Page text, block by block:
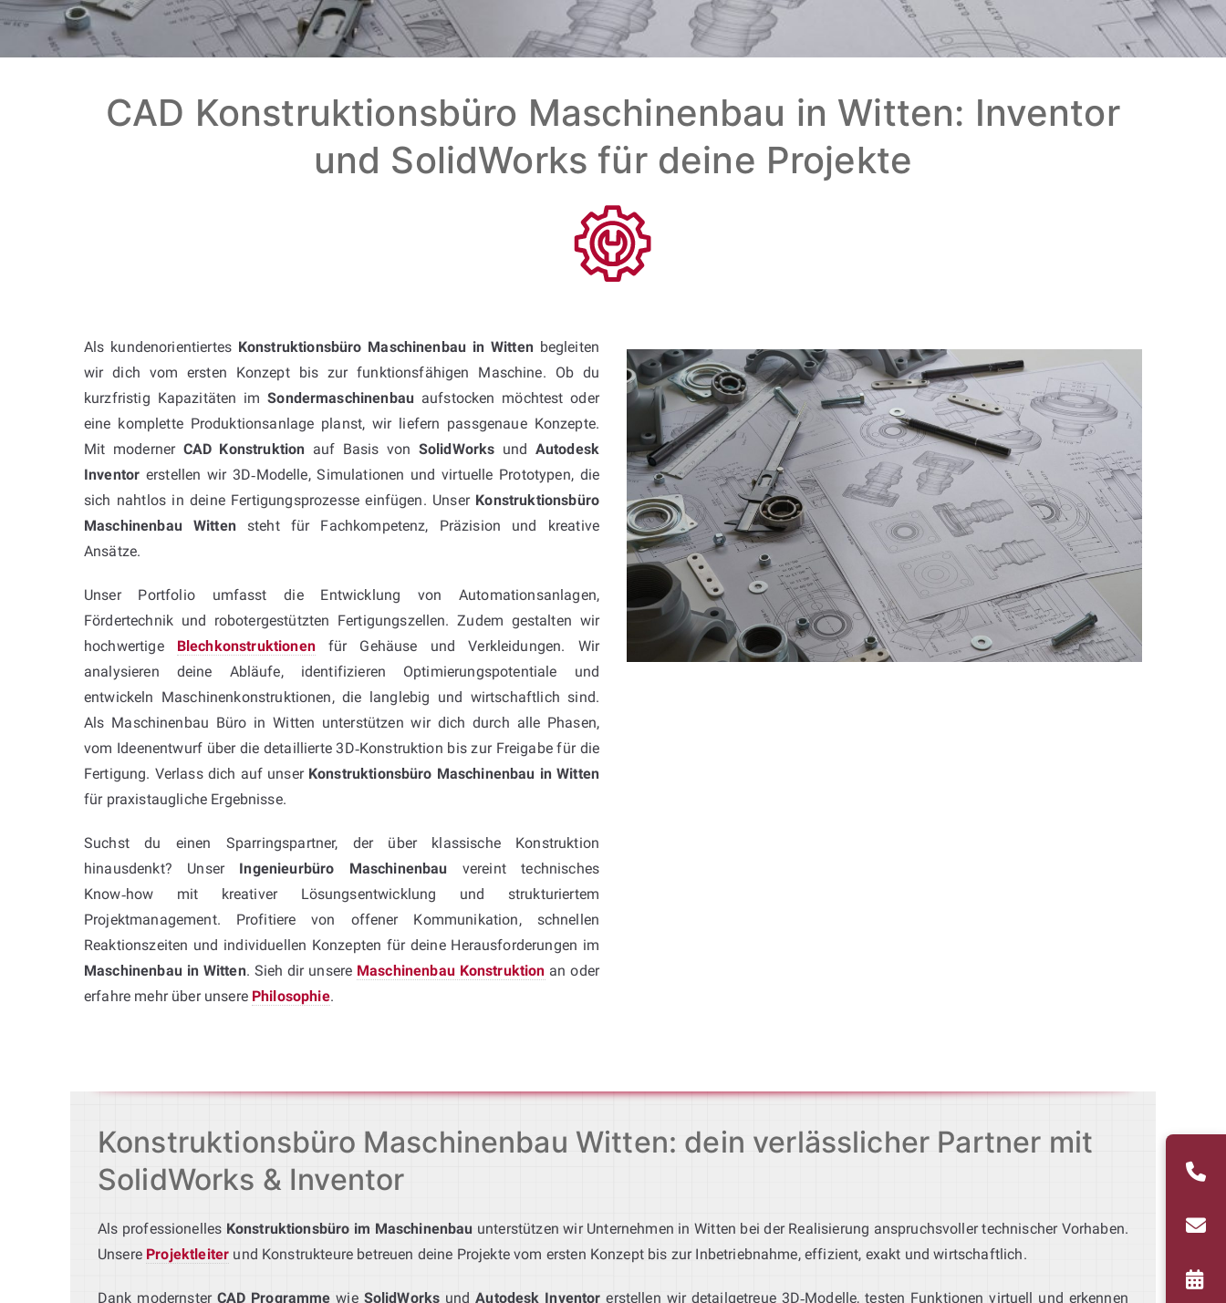
CAD Konstruktionsbüro Maschinenbau in Witten: Inventor
und SolidWorks für deine Projekte
Als kundenorientiertes Konstruktionsbüro Maschinenbau in Wittenbegleiten
wir dich vom ersten Konzept bis zur funktionsfähigen Maschine. Ob du
kurzfristig Kapazitäten imSondermaschinenbau aufstocken möchtest oder
eine komplette Produktionsanlage planst, wir liefern passgenaue Konzepte.
Mit moderner CAD Konstruktion auf Basis von SolidWorks und Autodesk
Inventor erstellen wir 3D‑Modelle, Simulationen und virtuelle Prototypen, die
sich nahtlos in deine Fertigungsprozesse einfügen. Unser Konstruktionsbüro
Maschinenbau Wittensteht für Fachkompetenz, Präzision und kreative
Ansätze.
Unser Portfolio umfasst die Entwicklung von Automationsanlagen,
Fördertechnik und robotergestützten Fertigungszellen. Zudem gestalten wir
hochwertige Blechkonstruktionenfür Gehäuse und Verkleidungen. Wir
analysieren deine Abläufe, identifizieren Optimierungspotentiale und
entwickeln Maschinenkonstruktionen, die langlebig und wirtschaftlich sind.
Als Maschinenbau Büro in Witten unterstützen wir dich durch alle Phasen,
vom Ideenentwurf über die detaillierte 3D‑Konstruktion bis zur Freigabe für die
Fertigung. Verlass dich auf unser Konstruktionsbüro Maschinenbau in Witten
für praxistaugliche Ergebnisse.
Suchst du einen Sparringspartner, der über klassische Konstruktion
hinausdenkt? Unser Ingenieurbüro Maschinenbau vereint technisches
Know‑how mit kreativer Lösungsentwicklung und strukturiertem
Projektmanagement. Profitiere von offener Kommunikation, schnellen
Reaktionszeiten und individuellen Konzepten für deine Herausforderungen im
Maschinenbau in Witten. Sieh dir unsere Maschinenbau Konstruktion an oder
erfahre mehr über unsere Philosophie.
Konstruktionsbüro Maschinenbau Witten: dein verlässlicher Partner mit
SolidWorks & Inventor
Als professionelles Konstruktionsbüro im Maschinenbau unterstützen wir Unternehmen in Witten bei der Realisierung anspruchsvoller technischer Vorhaben.
Unsere Projektleiter und Konstrukteure betreuen deine Projekte vom ersten Konzept bis zur Inbetriebnahme, effizient, exakt und wirtschaftlich.
Dank modernster CAD Programme wie SolidWorks undAutodesk Inventor erstellen wir detailgetreue 3D‑Modelle, testen Funktionen virtuell und erkennen